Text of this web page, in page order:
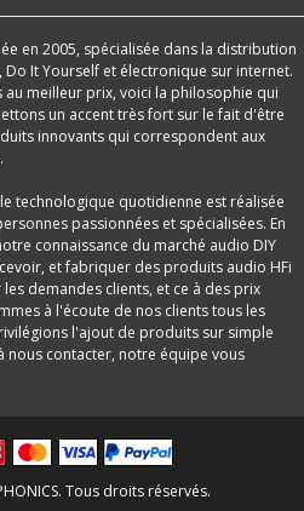
en 2005, spécialisée dans la distribution
It Yourself et électronique sur internet.
meilleur prix, voici la philosophie qui
un accent très fort sur le fait d'être
innovants qui correspondent aux
technologique quotidienne est réalisée
passionnées et spécialisées. En
connaissance du marché audio DIY
et fabriquer des produits audio HFi
demandes clients, et ce à des prix
à l'écoute de nos clients tous les
l'ajout de produits sur simple
nous contacter, notre équipe vous
Tous droits réservés.